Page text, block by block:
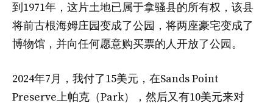
到1971年，这片土地已属于拿骚县的所有权，该县
将前古根海姆庄园变成了公园，将两座豪宅变成了
博物馆，并向任何愿意购买票的人开放了公园。
2024年7月，我付了15美元，在Sands Point
Preserve上帕克（Park），然后又有10美元来对